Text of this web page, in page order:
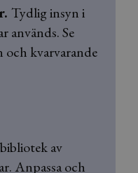
Tydlig insyn i
används. Se
och kvarvarande
av
Anpassa och